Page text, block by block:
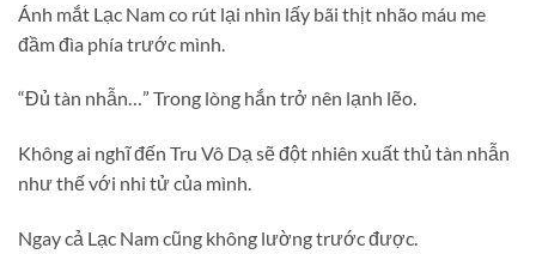
Ánh mắt Lạc Nam co rút lại nhìn lấy bãi thịt nhão máu me
đầm đìa phía trước mình.
“Đủ tàn nhẫn…” Trong lòng hắn trở nên lạnh lẽo.
Không ai nghĩ đến Tru Vô Dạ sẽ đột nhiên xuất thủ tàn nhẫn
như thế với nhi tử của mình.
Ngay cả Lạc Nam cũng không lường trước được.